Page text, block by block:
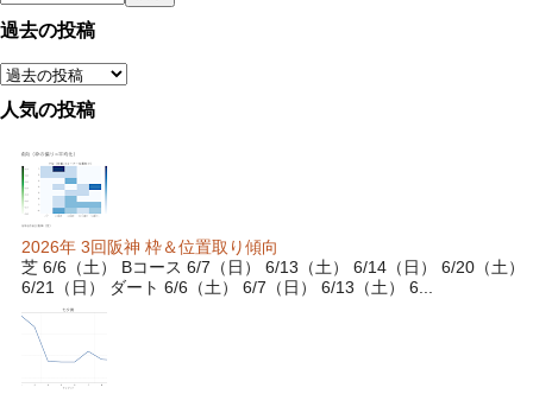
過去の投稿
人気の投稿
2026年 3回阪神 枠＆位置取り傾向
芝 6/6（土） Bコース 6/7（日） 6/13（土） 6/14（日） 6/20（土）
6/21（日） ダート 6/6（土） 6/7（日） 6/13（土） 6...